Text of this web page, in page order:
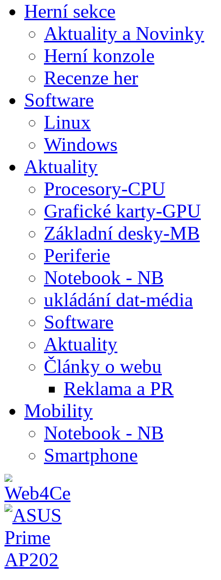
Herní sekce
Aktuality a Novinky
Herní konzole
Recenze her
Software
Linux
Windows
Aktuality
Procesory-CPU
Grafické karty-GPU
Základní desky-MB
Periferie
Notebook - NB
ukládání dat-média
Software
Aktuality
Články o webu
Reklama a PR
Mobility
Notebook - NB
Smartphone